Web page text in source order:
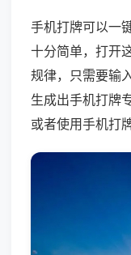
手机打牌可以一
十分简单，打开
规律，只需要输
生成出手机打牌
或者使用手机打